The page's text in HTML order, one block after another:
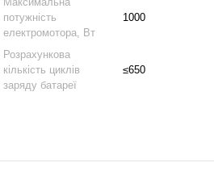
потужність
електромотора, Вт
1000
Розрахункова
кількість циклів
заряду батареї
≤650